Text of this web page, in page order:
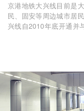
京港地铁大兴线目前是
民、固安等周边城市居
兴线自2010年底开通并